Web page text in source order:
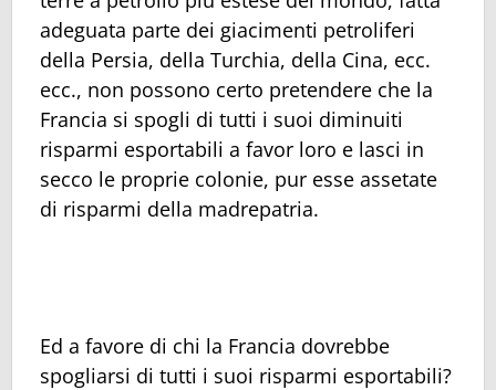
adeguata parte dei giacimenti petroliferi
della Persia, della Turchia, della Cina, ecc.
ecc., non possono certo pretendere che la
Francia si spogli di tutti i suoi diminuiti
risparmi esportabili a favor loro e lasci in
secco le proprie colonie, pur esse assetate
di risparmi della madrepatria.
Ed a favore di chi la Francia dovrebbe
spogliarsi di tutti i suoi risparmi esportabili?